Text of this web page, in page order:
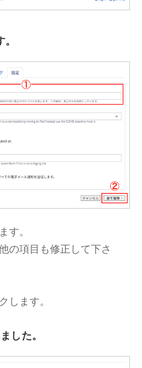
す。
の項目も修正して下さ
します。
した。